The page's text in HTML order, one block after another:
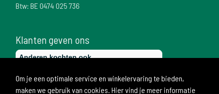
Btw: BE 0474 025 736
Klanten geven ons
Om je een optimale service en winkelervaring te bieden,
maken we gebruik van cookies. Hier vind je meer informatie